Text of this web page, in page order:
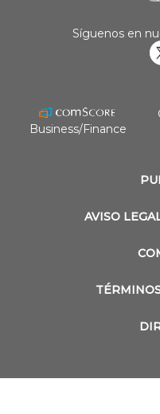
AVISO
Síguenos en
Business/Finance